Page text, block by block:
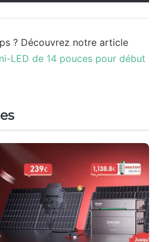
? Découvrez notre article
LED de 14 pouces pour début